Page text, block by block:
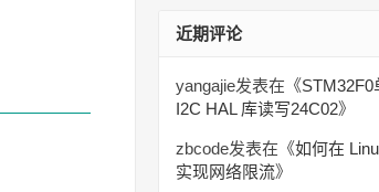
近期评论
yangajie发表在《STM32F0
I2C HAL 库读写24C02》
zbcode发表在《如何在
实现网络限流》